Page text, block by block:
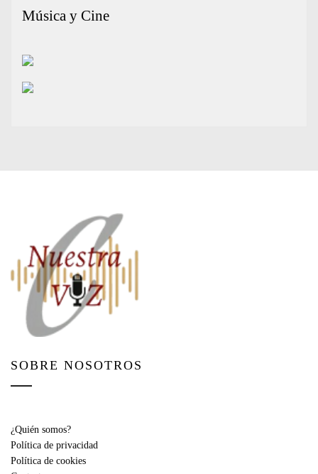
Música y Cine
SOBRE NOSOTROS
¿Quién somos?
Política de privacidad
Política de cookies